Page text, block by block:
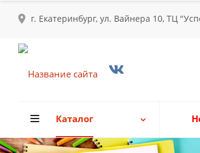
г. Екатеринбург, ул. Вайнера 10, ТЦ
Каталог